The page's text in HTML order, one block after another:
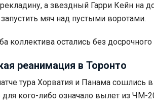
а звездный Гарри Кейн на
мяч над пустыми воротами.
коллектива остались без
реанимация в Торонто
тура Хорватия и Панама сошлись
кого-либо означало вылет из ЧМ-